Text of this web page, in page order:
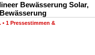
Bewässerung Solar,
• 1 Pressestimmen &